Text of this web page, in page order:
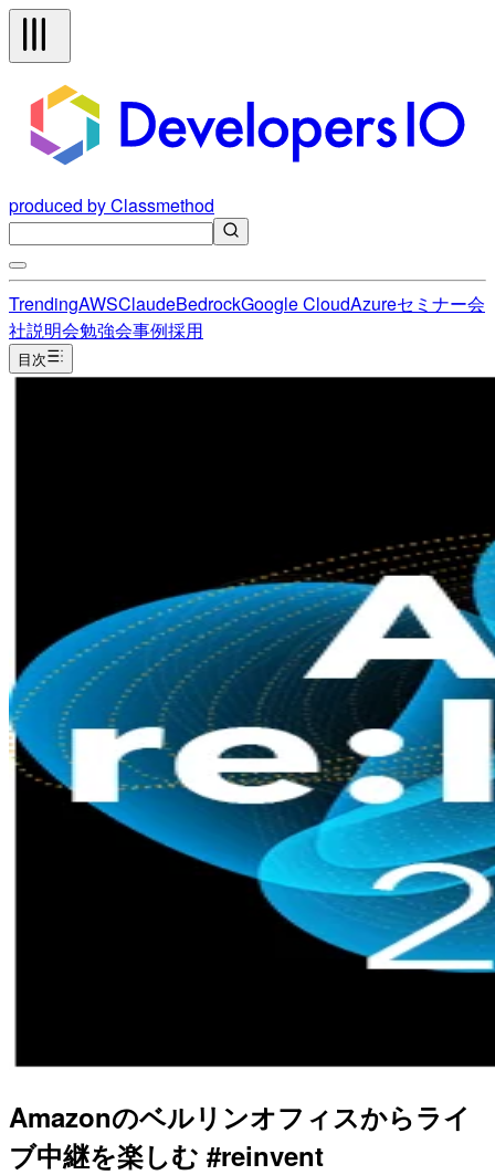
produced by Classmethod
TrendingAWSClaudeBedrockGoogle CloudAzureセミナー会
社説明会勉強会事例採用
目次
Amazonのベルリンオフィスからライ
ブ中継を楽しむ #reinvent